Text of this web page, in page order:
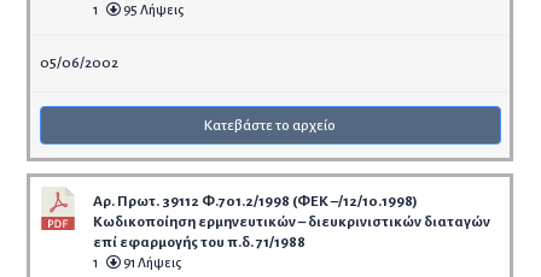
1 95 Λήψεις
05/06/2002
Κατεβάστε το αρχείο
Αρ. Πρωτ. 39112 Φ.701.2/1998 (ΦΕΚ –/12/10.1998)
Κωδικοποίηση ερμηνευτικών – διευκρινιστικών διαταγών
επί εφαρμογής του π.δ. 71/1988
1 91 Λήψεις